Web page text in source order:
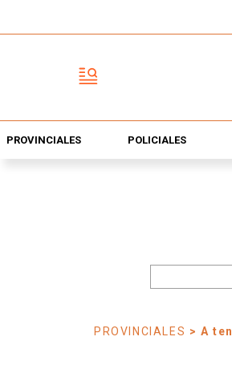
PROVINCIALES POLICIALES
PROVINCIALES > A